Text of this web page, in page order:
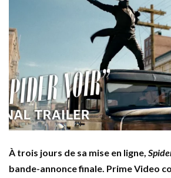
À trois jours de sa mise en ligne,
bande-annonce finale. Prime Video